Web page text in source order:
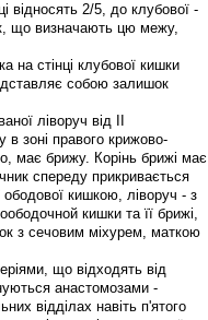
відносять 2/5, до клубової -
що визначають цю межу,
на стінці клубової кишки
собою залишок
ліворуч від II
в зоні правого крижово-
має брижу. Корінь брижі має
спереду прикривається
ободової кишкою, ліворуч - з
кишки та її брижі,
з сечовим міхурем, маткою
що відходять від
анастомозами -
відділах навіть п'ятого